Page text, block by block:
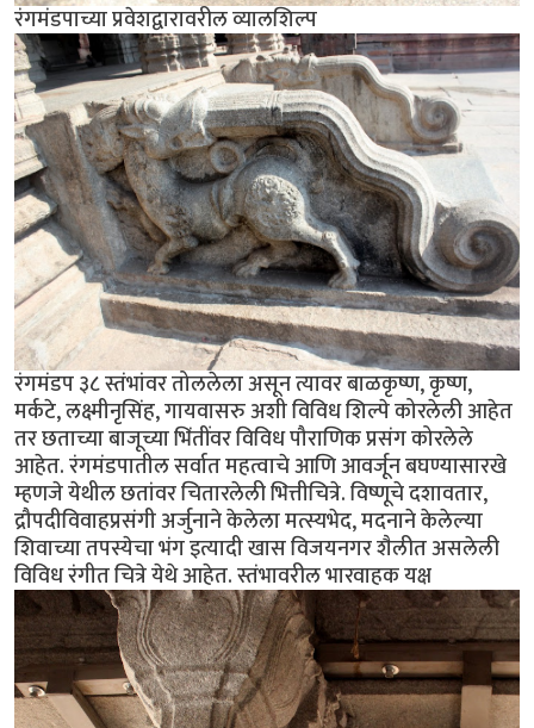
रंगमंडपाच्या प्रवेशद्वारावरील व्यालशिल्प
रंगमंडप ३८ स्तंभांवर तोललेला असून त्यावर बाळकृष्ण, कृष्ण,
मर्कटे, लक्ष्मीनृसिंह, गायवासरु अशी विविध शिल्पे कोरलेली आहेत
तर छताच्या बाजूच्या भिंतींवर विविध पौराणिक प्रसंग कोरलेले
आहेत. रंगमंडपातील सर्वात महत्वाचे आणि आवर्जून बघण्यासारखे
म्हणजे येथील छतांवर चितारलेली भित्तीचित्रे. विष्णूचे दशावतार,
द्रौपदीविवाहप्रसंगी अर्जुनाने केलेला मत्स्यभेद, मदनाने केलेल्या
शिवाच्या तपस्येचा भंग इत्यादी खास विजयनगर शैलीत असलेली
विविध रंगीत चित्रे येथे आहेत. स्तंभावरील भारवाहक यक्ष